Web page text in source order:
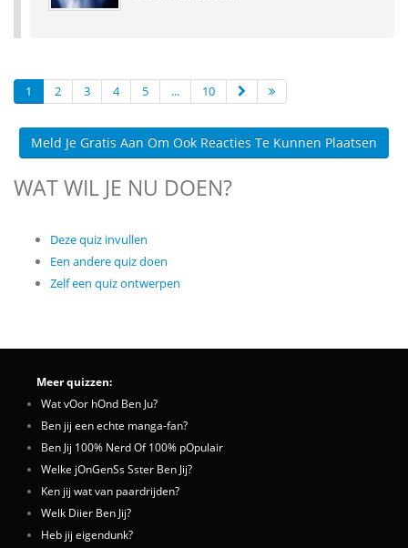
1 2 3 4 5 ... 10
Meld Je Gratis Aan Om Ook Reacties Te Kunnen Plaatsen
WAT WIL JE NU DOEN?
Deze quiz invullen
Een andere quiz doen
Zelf een quiz ontwerpen
Meer quizzen:
Wat vOor hOnd Ben Ju?
Ben jij een echte manga-fan?
Ben Jij 100% Nerd Of 100% pOpulair
Welke jOnGenSs Sster Ben Jij?
Ken jij wat van paardrijden?
Welk Diier Ben Jij?
Heb jij eigendunk?